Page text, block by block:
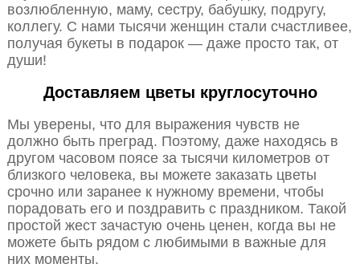
возлюбленную, маму, сестру, бабушку, подругу,
коллегу. С нами тысячи женщин стали счастливее,
получая букеты в подарок — даже просто так, от
души!
Доставляем цветы круглосуточно
Мы уверены, что для выражения чувств не
должно быть преград. Поэтому, даже находясь в
другом часовом поясе за тысячи километров от
близкого человека, вы можете заказать цветы
срочно или заранее к нужному времени, чтобы
порадовать его и поздравить с праздником. Такой
простой жест зачастую очень ценен, когда вы не
можете быть рядом с любимыми в важные для
них моменты.